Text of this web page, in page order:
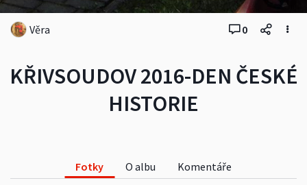
KŘIVSOUDOV 2016-DEN ČESKÉ
HISTORIE
Věra 0
Fotky O albu Komentáře